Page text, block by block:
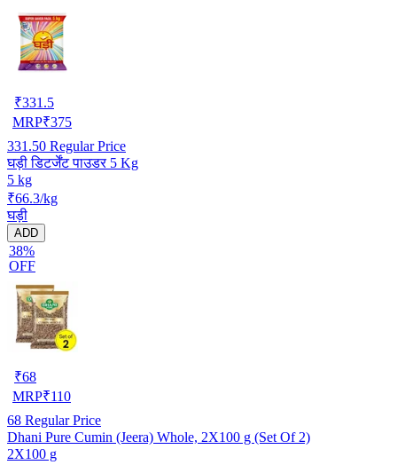
₹331.5
MRP₹375
331.50 Regular Price
घड़ी डिटर्जेंट पाउडर 5 Kg
5 kg
₹66.3/kg
घड़ी
ADD
38%
OFF
₹68
MRP₹110
68 Regular Price
Dhani Pure Cumin (Jeera) Whole, 2X100 g (Set Of 2)
2X100 g